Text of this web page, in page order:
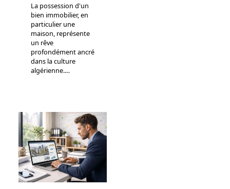
La possession d'un
bien immobilier, en
particulier une
maison, représente
un rêve
profondément ancré
dans la culture
algérienne.…